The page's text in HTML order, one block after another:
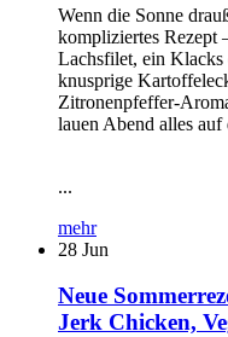
Wenn die Sonne
kompliziertes Rezept
Lachsfilet, ein Klacks
knusprige
Zitronenpfeffer-
lauen Abend alles auf
...
mehr
28 Jun
Neue
Jerk Chicken,